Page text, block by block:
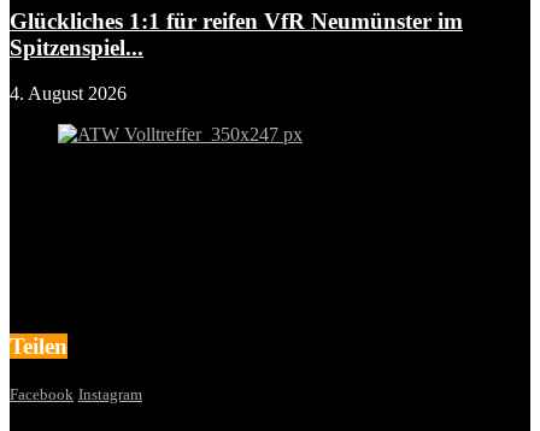
Glückliches 1:1 für reifen VfR Neumünster im
Spitzenspiel...
4. August 2026
Teilen
Facebook Instagram